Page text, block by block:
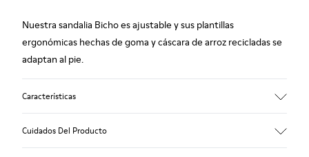
Nuestra sandalia Bicho es ajustable y sus plantillas
ergonómicas hechas de goma y cáscara de arroz recicladas se
adaptan al pie.
Características
Cuidados Del Producto